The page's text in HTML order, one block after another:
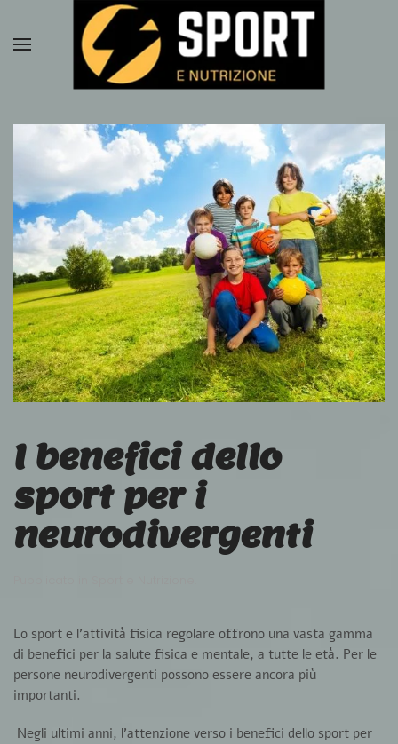
Passa al contenuto principale
I benefici dello
sport per i
neurodivergenti
Lo sport e l’attività fisica regolare offrono una vasta gamma
di benefici per la salute fisica e mentale, a tutte le età. Per le
persone neurodivergenti possono essere ancora più
importanti.
Negli ultimi anni, l’attenzione verso i benefici dello sport per